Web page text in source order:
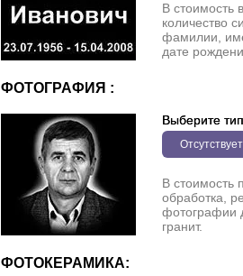
В стоимость
количество
фамилии,
дате
ФОТОГРАФИЯ :
Выберите тип
Отсутствует
В стоимость
обработка,
фотографии
гранит.
ФОТОКЕРАМИКА: